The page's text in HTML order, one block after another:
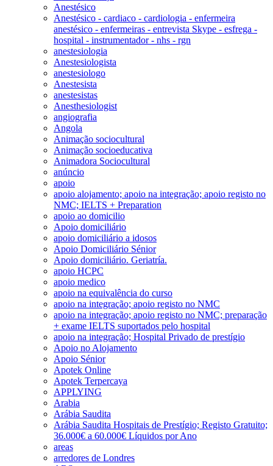
Anestésico
Anestésico - cardiaco - cardiologia - enfermeira
anestésico - enfermeiras - entrevista Skype - esfrega -
hospital - instrumentador - nhs - rgn
anestesiologia
Anestesiologista
anestesiologo
Anestesista
anestesistas
Anesthesiologist
angiografia
Angola
Animação sociocultural
Animação socioeducativa
Animadora Sociocultural
anúncio
apoio
apoio alojamento; apoio na integração; apoio registo no
NMC; IELTS + Preparation
apoio ao domicilio
Apoio domiciliário
apoio domiciliário a idosos
Apoio Domiciliário Sénior
Apoio domiciliário. Geriatría.
apoio HCPC
apoio medico
apoio na equivalência do curso
apoio na integração; apoio registo no NMC
apoio na integração; apoio registo no NMC; preparação
+ exame IELTS suportados pelo hospital
apoio na integração; Hospital Privado de prestígio
Apoio no Alojamento
Apoio Sénior
Apotek Online
Apotek Terpercaya
APPLYING
Arabia
Arábia Saudita
Arábia Saudita Hospitais de Prestígio; Registo Gratuito;
36.000€ a 60.000€ Líquidos por Ano
areas
arredores de Londres